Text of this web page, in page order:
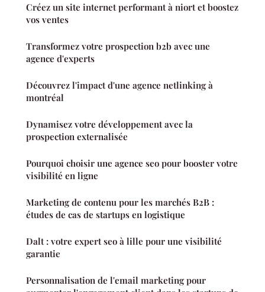
Créez un site internet performant à niort et boostez
vos ventes
Transformez votre prospection b2b avec une
agence d'experts
Découvrez l'impact d'une agence netlinking à
montréal
Dynamisez votre développement avec la
prospection externalisée
Pourquoi choisir une agence seo pour booster votre
visibilité en ligne
Marketing de contenu pour les marchés B2B :
études de cas de startups en logistique
Dalt : votre expert seo à lille pour une visibilité
garantie
Personnalisation de l'email marketing pour